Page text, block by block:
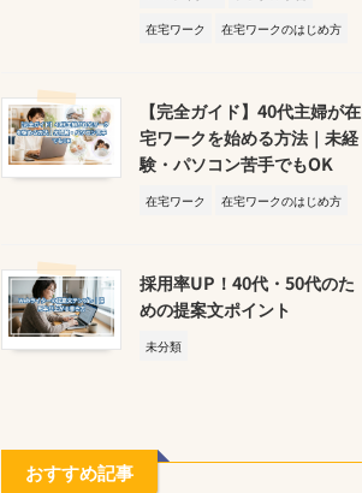
在宅ワーク
在宅ワークのはじめ方
【完全ガイド】40代主婦が在
宅ワークを始める方法｜未経
験・パソコン苦手でもOK
在宅ワーク 在宅ワークのはじめ方
採用率UP！40代・50代のた
めの提案文ポイント
未分類
おすすめ記事